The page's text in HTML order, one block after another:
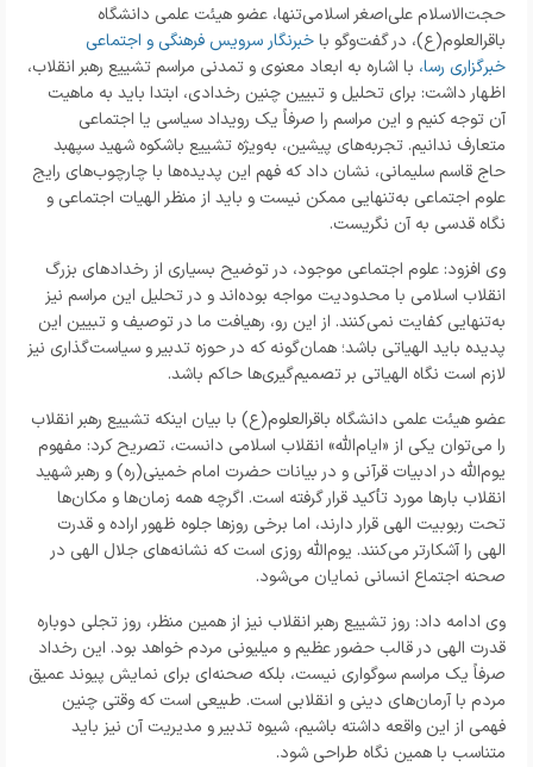
حجت‌الاسلام علی‌اصغر اسلامی‌تنها، عضو هیئت علمی دانشگاه
باقرالعلوم(ع)، در گفت‌وگو باخبرنگار سرویس فرهنگی و اجتماعی
خبرگزاری رسا، با اشاره به ابعاد معنوی و تمدنی مراسم تشییع رهبر انقلاب،
اظهار داشت: برای تحلیل و تبیین چنین رخدادی، ابتدا باید به ماهیت
آن توجه کنیم و این مراسم را صرفاً یک رویداد سیاسی یا اجتماعی
متعارف ندانیم. تجربه‌های پیشین، به‌ویژه تشییع باشکوه شهید سپهبد
حاج قاسم سلیمانی، نشان داد که فهم این پدیده‌ها با چارچوب‌های رایج
علوم اجتماعی به‌تنهایی ممکن نیست و باید از منظر الهیات اجتماعی و
نگاه قدسی به آن نگریست.
وی افزود: علوم اجتماعی موجود، در توضیح بسیاری از رخدادهای بزرگ
انقلاب اسلامی با محدودیت مواجه بوده‌اند و در تحلیل این مراسم نیز
به‌تنهایی کفایت نمی‌کنند. از این رو، رهیافت ما در توصیف و تبیین این
پدیده باید الهیاتی باشد؛ همان‌گونه که در حوزه تدبیر و سیاست‌گذاری نیز
لازم است نگاه الهیاتی بر تصمیم‌گیری‌ها حاکم باشد.
عضو هیئت علمی دانشگاه باقرالعلوم(ع) با بیان اینکه تشییع رهبر انقلاب
را می‌توان یکی از «ایام‌الله» انقلاب اسلامی دانست، تصریح کرد: مفهوم
یوم‌الله در ادبیات قرآنی و در بیانات حضرت امام خمینی(ره) و رهبر شهید
انقلاب بارها مورد تأکید قرار گرفته است. اگرچه همه زمان‌ها و مکان‌ها
تحت ربوبیت الهی قرار دارند، اما برخی روزها جلوه ظهور اراده و قدرت
الهی را آشکارتر می‌کنند. یوم‌الله روزی است که نشانه‌های جلال الهی در
صحنه اجتماع انسانی نمایان می‌شود.
وی ادامه داد: روز تشییع رهبر انقلاب نیز از همین منظر، روز تجلی دوباره
قدرت الهی در قالب حضور عظیم و میلیونی مردم خواهد بود. این رخداد
صرفاً یک مراسم سوگواری نیست، بلکه صحنه‌ای برای نمایش پیوند عمیق
مردم با آرمان‌های دینی و انقلابی است. طبیعی است که وقتی چنین
فهمی از این واقعه داشته باشیم، شیوه تدبیر و مدیریت آن نیز باید
متناسب با همین نگاه طراحی شود.